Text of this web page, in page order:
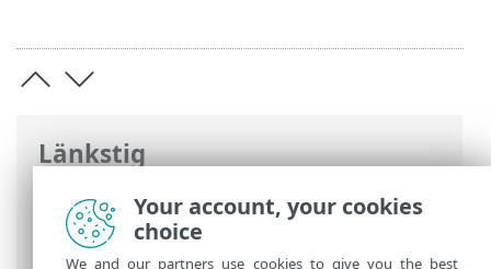
Länkstig
ESET onlinehjälp>ESET NOD32 Antivirus
Avancerade inställningar
Enhetskontroll
Your account, your cookies
choice
We and our partners use cookies to give you the best